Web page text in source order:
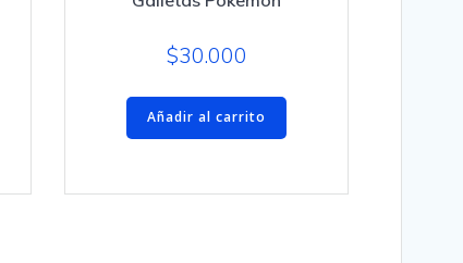
$30.000
Añadir al carrito